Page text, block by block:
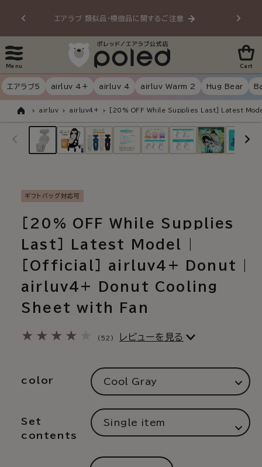
contentエアラブ 類似品・模倣品に関するご注意
Menu Cart
エアラブ5 airluv 4+ airluv 4 airluv Warm 2 Hug Bear
Home
airluv airluv4+ [20% OFF While Supplies Last] Latest
Skip to
product
information
ギフトバッグ対応可
[20% OFF While Supplies
Last] Latest Model |
[Official] airluv4+ Donut |
airluv4+ Donut Cooling
Sheet with Fan
(52)
52
total
レビューを見る
color
Set
contents